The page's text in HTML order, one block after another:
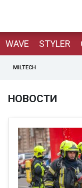
WAVE STYLER
MILTECH
НОВОСТИ